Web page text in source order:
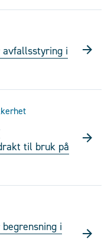
i
til bruk på
i